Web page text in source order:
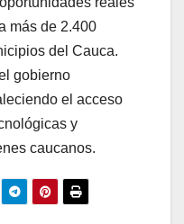
más de 2.400
del Cauca.
gobierno
el acceso
y
caucanos.